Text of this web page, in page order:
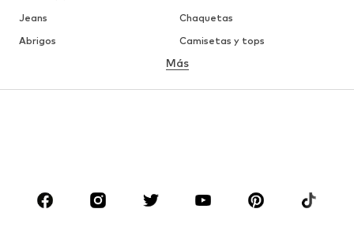
Jeans
Chaquetas
Abrigos
Camisetas y tops
Ropa interior
Faldas
Blusas y camisas
Zapatos
Deporte
Más